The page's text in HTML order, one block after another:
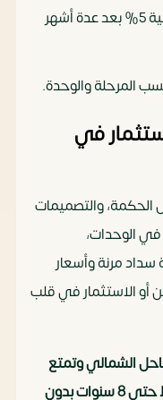
بعض الخطط تشمل دفعة إضافية 5% بعد عدة أشهر
في
الحكمة، والتصميمات
في الوحدات،
سداد مرنة وأسعار
أو الاستثمار في قلب
الشمالي وتمتع
بإطلالة بحرية، تشطيب فاخر، وتقسيط حتى 8 سنوات بدون